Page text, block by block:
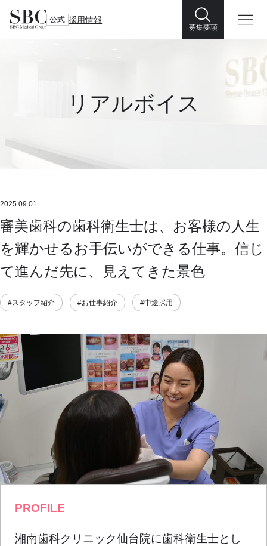
公式 採用情報
募集要項
リアルボイス
2025.09.01
審美歯科の歯科衛生士は、お客様の人生
を輝かせるお手伝いができる仕事。信じ
て進んだ先に、見えてきた景色
#スタッフ紹介 #お仕事紹介 #中途採用
PROFILE
湘南歯科クリニック仙台院に歯科衛生士とし